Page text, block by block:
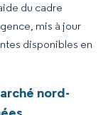
du cadre
mis à jour
disponibles en
nord-